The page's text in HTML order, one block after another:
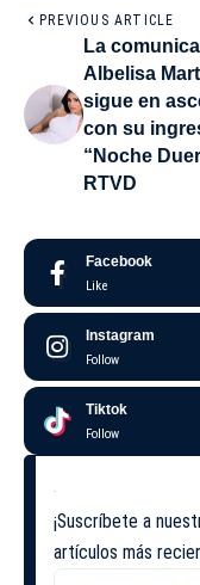
PREVIOUS ARTICLE
La
Albelisa
sigue en
con su
“Noche
RTVD
Facebook
Like
Instagram
Follow
Tiktok
Follow
¡Suscríbete a
artículos más